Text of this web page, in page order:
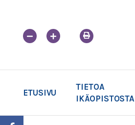
ETUSIVU
TIETOA
IKÄOPISTOSTA